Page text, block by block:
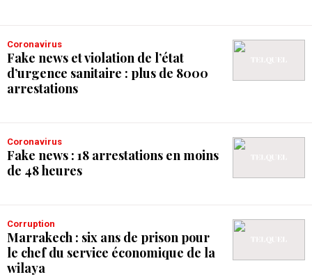
Coronavirus
Fake news et violation de l’état
d’urgence sanitaire : plus de 8000
arrestations
Coronavirus
Fake news : 18 arrestations en moins
de 48 heures
Corruption
Marrakech : six ans de prison pour
le chef du service économique de la
wilaya